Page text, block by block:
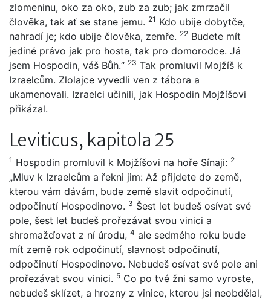
zlomeninu, oko za oko, zub za zub; jak zmrzačil
člověka, tak ať se stane jemu. 21 Kdo ubije dobytče,
nahradí je; kdo ubije člověka, zemře. 22 Budete mít
jediné právo jak pro hosta, tak pro domorodce. Já
jsem Hospodin, váš Bůh.“ 23 Tak promluvil Mojžíš k
Izraelcům. Zlolajce vyvedli ven z tábora a
ukamenovali. Izraelci učinili, jak Hospodin Mojžíšovi
přikázal.
Leviticus, kapitola 25
1 Hospodin promluvil k Mojžíšovi na hoře Sínaji: 2
„Mluv k Izraelcům a řekni jim: Až přijdete do země,
kterou vám dávám, bude země slavit odpočinutí,
odpočinutí Hospodinovo. 3 Šest let budeš osívat své
pole, šest let budeš prořezávat svou vinici a
shromažďovat z ní úrodu, 4 ale sedmého roku bude
mít země rok odpočinutí, slavnost odpočinutí,
odpočinutí Hospodinovo. Nebudeš osívat své pole ani
prořezávat svou vinici. 5 Co po tvé žni samo vyroste,
nebudeš sklízet, a hrozny z vinice, kterou jsi neobdělal,